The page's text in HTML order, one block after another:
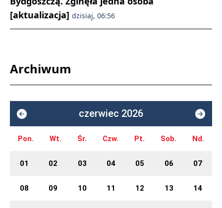
[aktualizacja] dzisiaj, 06:56
Archiwum
czerwiec 2026
Pon. Wt. Śr. Czw. Pt. Sob. Nd.
01 02 03 04 05 06 07
08 09 10 11 12 13 14